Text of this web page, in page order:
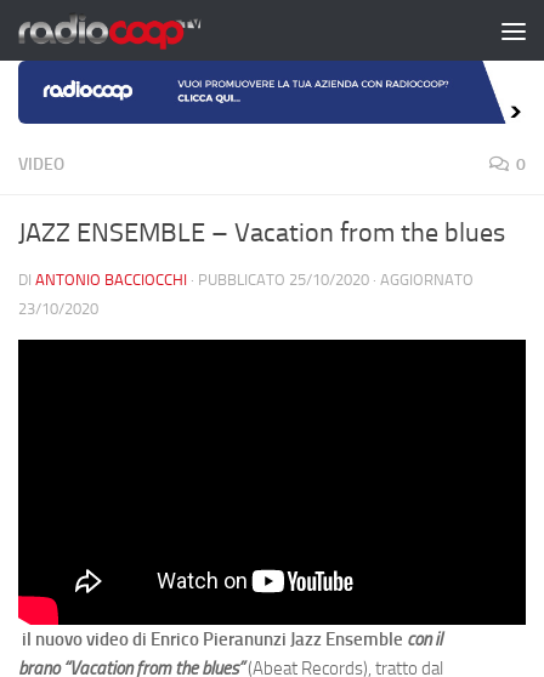
Salta al contenuto
VIDEO 0
JAZZ ENSEMBLE – Vacation from the blues
DI ANTONIO BACCIOCCHI · PUBBLICATO 25/10/2020 · AGGIORNATO
23/10/2020
il nuovo video di Enrico Pieranunzi Jazz Ensemble con il
brano “Vacation from the blues”(Abeat Records), tratto dal